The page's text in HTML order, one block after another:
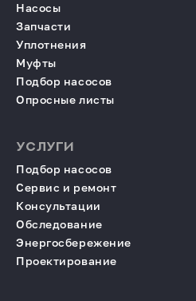
Насосы
Запчасти
Уплотнения
Муфты
Подбор насосов
Опросные листы
УСЛУГИ
Подбор насосов
Сервис и ремонт
Консультации
Обследование
Энергосбережение
Проектирование